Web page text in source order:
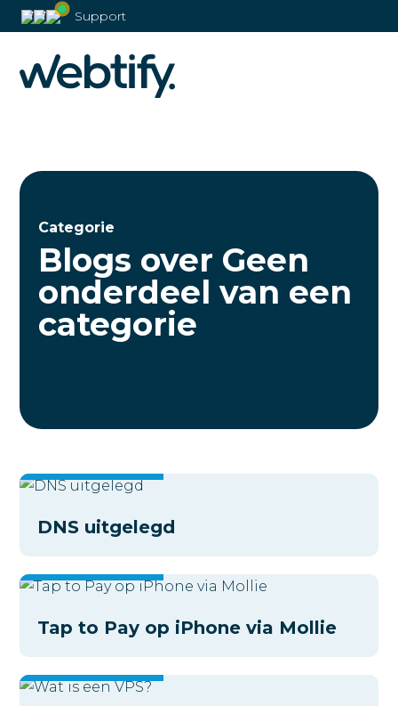
Support
Categorie
Blogs over Geen
onderdeel van een
categorie
DNS uitgelegd
Tap to Pay op iPhone via Mollie